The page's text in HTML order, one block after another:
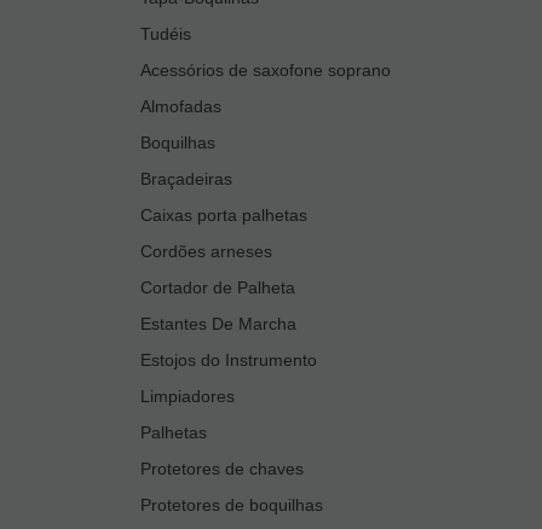
Tudéis
Acessórios de saxofone soprano
Almofadas
Boquilhas
Braçadeiras
Caixas porta palhetas
Cordões arneses
Cortador de Palheta
Estantes De Marcha
Estojos do Instrumento
Limpiadores
Palhetas
Protetores de chaves
Protetores de boquilhas